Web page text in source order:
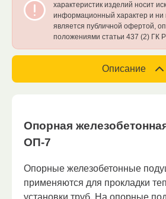
характеристик изделий носит
информационный характер и ни
является публичной офертой,
положениями статьи 437 (2) ГК
Описание
Опорная
ОП-7
Опорные железобетонные
применяются для прокладки